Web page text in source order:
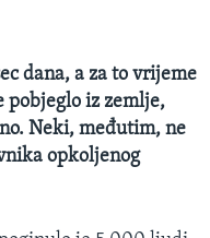
dana, a za to vrijeme
pobjeglo iz zemlje,
Neki, međutim, ne
opkoljenog